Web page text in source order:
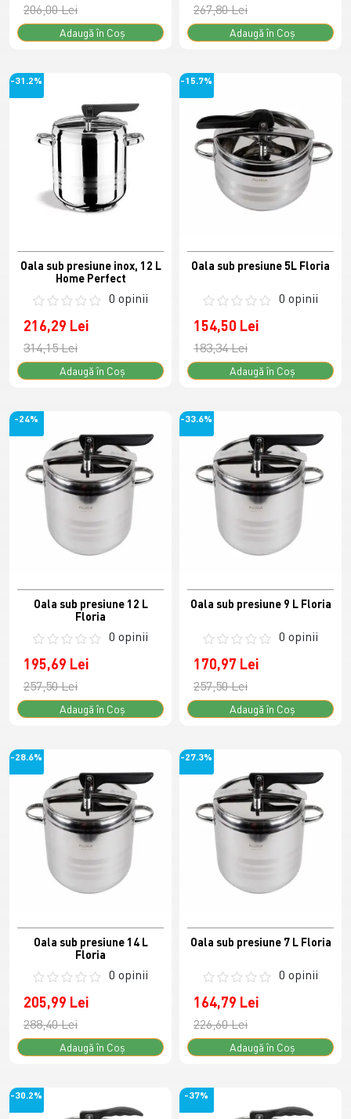
206,00 Lei
Adaugă în Coş
267,80 Lei
Adaugă în Coş
-31.2%
Oala sub presiune inox, 12 L
Home Perfect
0 opinii
216,29 Lei
314,15 Lei
Adaugă în Coş
-15.7%
Oala sub presiune 5L Floria
0 opinii
154,50 Lei
183,34 Lei
Adaugă în Coş
-24%
Oala sub presiune 12 L
Floria
0 opinii
195,69 Lei
257,50 Lei
Adaugă în Coş
-33.6%
Oala sub presiune 9 L Floria
0 opinii
170,97 Lei
257,50 Lei
Adaugă în Coş
-28.6%
Oala sub presiune 14 L
Floria
0 opinii
205,99 Lei
288,40 Lei
Adaugă în Coş
-27.3%
Oala sub presiune 7 L Floria
0 opinii
164,79 Lei
226,60 Lei
Adaugă în Coş
-30.2% -37%